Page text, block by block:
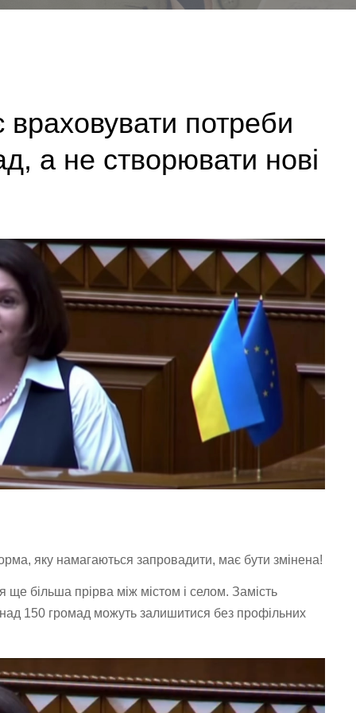
потреби
а не створювати нові
яку намагаються запровадити, має бути змінена!
ще більша прірва між містом і селом. Замість
150 громад можуть залишитися без профільних